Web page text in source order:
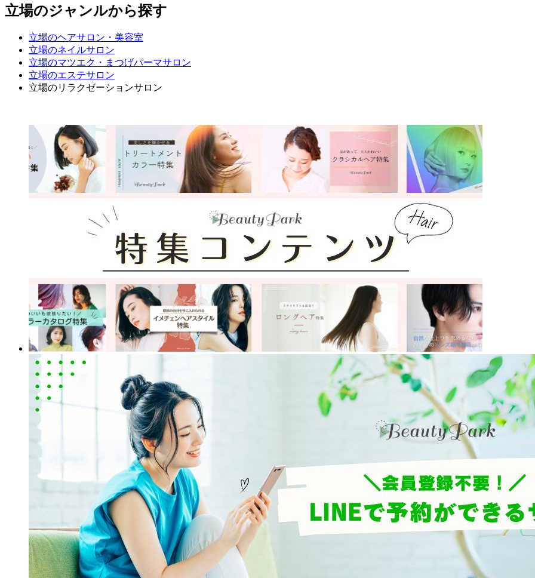
立場のジャンルから探す
立場のヘアサロン・美容室
立場のネイルサロン
立場のマツエク・まつげパーマサロン
立場のエステサロン
立場のリラクゼーションサロン